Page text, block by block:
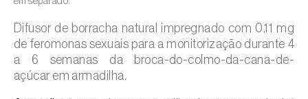
Difusor de borracha natural impregnado com 0,11 mg
de feromonas sexuais para a monitorização durante 4
a 6 semanas da broca-do-colmo-da-cana-de-
açúcar em armadilha.